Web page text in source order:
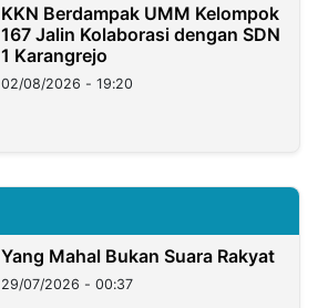
KKN Berdampak UMM Kelompok
167 Jalin Kolaborasi dengan SDN
1 Karangrejo
02/08/2026 - 19:20
Yang Mahal Bukan Suara Rakyat
29/07/2026 - 00:37